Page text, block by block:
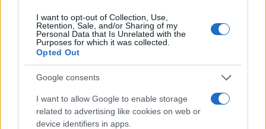
I want to opt-out of Collection, Use,
Retention, Sale, and/or Sharing of my
Personal Data that Is Unrelated with the
Purposes for which it was collected.
Opted Out
Google consents
I want to allow Google to enable storage
related to advertising like cookies on web or
device identifiers in apps.
οποίες δίνουν τη δυνατότητα κάθε μάρκα να διαμορφώνει τα
χαρακτηριστικά του συστήματος σύμφωνα με τις απαιτήσεις
Μπορείτε να
το trailer του σύντομου video ,
“Giving Shape to the Future”, όπου παρουσιάζεται η νέα
σχεδιαστική ταυτότητα της Lancia μέσω του παρακάτω